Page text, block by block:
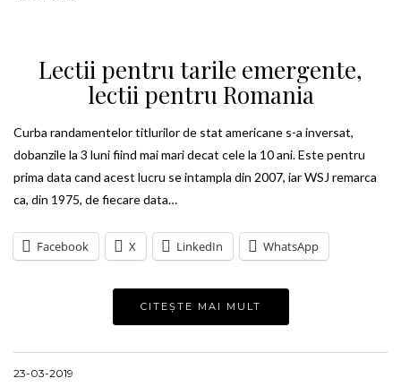
Lectii pentru tarile emergente,
lectii pentru Romania
Curba randamentelor titlurilor de stat americane s-a inversat,
dobanzile la 3 luni fiind mai mari decat cele la 10 ani. Este pentru
prima data cand acest lucru se intampla din 2007, iar WSJ remarca
ca, din 1975, de fiecare data…
Facebook X LinkedIn WhatsApp
CITEȘTE MAI MULT
23-03-2019